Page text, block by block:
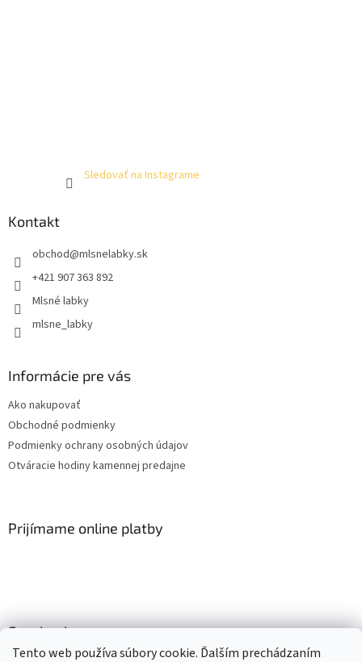
Tento web používa súbory cookie. Ďalším prechádzaním
Sledovať na Instagrame
Kontakt
obchod@mlsnelabky.sk
+421 907 363 892
Mlsné labky
mlsne_labky
Informácie pre vás
Ako nakupovať
Obchodné podmienky
Podmienky ochrany osobných údajov
Otváracie hodiny kamennej predajne
Prijímame online platby
Facebook